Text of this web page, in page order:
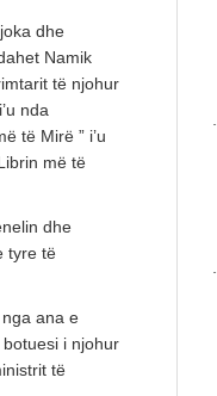
në Ankara dhe
kujtesë dhe vizion
dhe
Namik
të njohur
nda
të Mirë ” i’u
më të
dhe
tyre të
ana e
i njohur
të